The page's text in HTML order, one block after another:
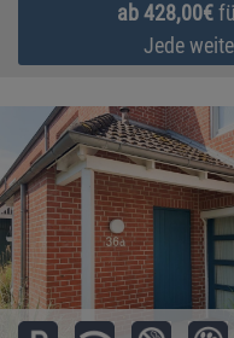
ab 428,00€
Jede